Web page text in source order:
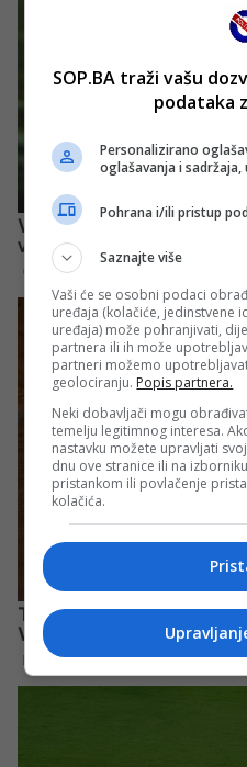
SOP.BA traži vašu
podataka
Personalizirano
oglašavanja i
Pohrana i/ili pristup
Saznajte više
Vaši će se osobni podaci
uređaja (kolačiće, jedinstvene
uređaja) može pohranjivati,
partnera ili ih može
partneri možemo
geolociranju. Popis partnera.
Neki dobavljači mogu
temelju legitimnog interesa.
nastavku možete upravljati
dnu ove stranice ili na
pristankom ili povlačenje
kolačića.